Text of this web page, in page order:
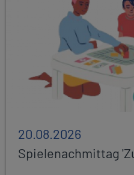
20.08.2026
Spielenachmittag